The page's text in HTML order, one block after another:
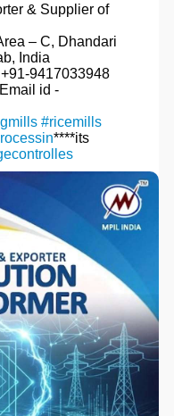
& Supplier of
– C, Dhandari
India
9417033948
id -
#ricemills
****its